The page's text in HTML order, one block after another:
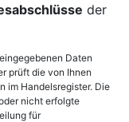
der
Daten
prüft die von Ihnen
im Handelsregister. Die
nicht erfolgte
für